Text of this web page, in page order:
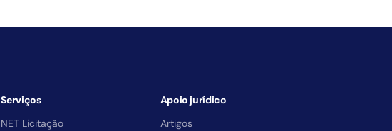
Serviços
NET Licitação
Apoio jurídico
Artigos